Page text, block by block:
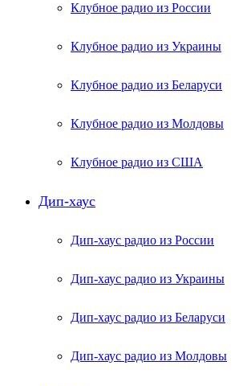
Клубное радио из России
Клубное радио из Украины
Клубное радио из Беларуси
Клубное радио из Молдовы
Клубное радио из США
Дип-хаус
Дип-хаус радио из России
Дип-хаус радио из Украины
Дип-хаус радио из Беларуси
Дип-хаус радио из Молдовы